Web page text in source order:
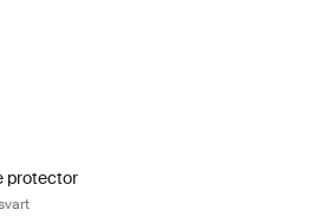
protector Svart (selected)
protector